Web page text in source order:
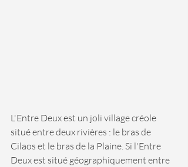
L'Entre Deux est un joli village créole
situé entre deux rivières : le bras de
Cilaos et le bras de la Plaine. Si l'Entre
Deux est situé géographiquement entre